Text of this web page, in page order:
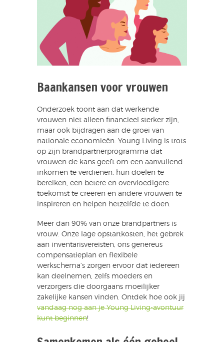
Baankansen voor vrouwen
Onderzoek toont aan dat werkende
vrouwen niet alleen financieel sterker zijn,
maar ook bijdragen aan de groei van
nationale economieën. Young Living is trots
op zijn brandpartnerprogramma dat
vrouwen de kans geeft om een aanvullend
inkomen te verdienen, hun doelen te
bereiken, een betere en overvloedigere
toekomst te creëren en andere vrouwen te
inspireren en helpen hetzelfde te doen.
Meer dan 90% van onze brandpartners is
vrouw. Onze lage opstartkosten, het gebrek
aan inventarisvereisten, ons genereus
compensatieplan en flexibele
werkschema’s zorgen ervoor dat iedereen
kan deelnemen, zelfs moeders en
verzorgers die doorgaans moeilijker
zakelijke kansen vinden. Ontdek hoe ook jij
vandaag nog aan je Young Living-avontuur
kunt beginnen!